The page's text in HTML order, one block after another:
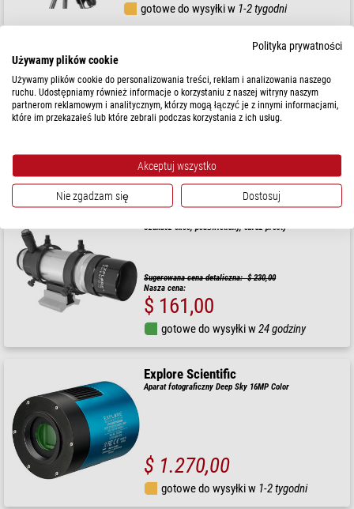
gotowe do wysyłki w 1-2 tygodni
gotowe do wysyłki w
Szukacz 8x50, podświetlany, obraz prosty
Sugerowana cena detaliczna: $ 230,00
Nasza cena:
$ 161,00
gotowe do wysyłki w24 godziny
Explore Scientific
Aparat fotograficzny Deep Sky 16MP Color
$ 1.270,00
gotowe do wysyłki w 1-2 tygodni
Polityka prywatności
Używamy plików cookie
Używamy plików cookie do personalizowania treści, reklam i analizowania naszego
ruchu. Udostępniamy również informacje o korzystaniu z naszej witryny naszym
partnerom reklamowym i analitycznym, którzy mogą łączyć je z innymi informacjami,
które im przekazałeś lub które zebrali podczas korzystania z ich usług.
Akceptuj wszystko
Nie zgadzam się Dostosuj